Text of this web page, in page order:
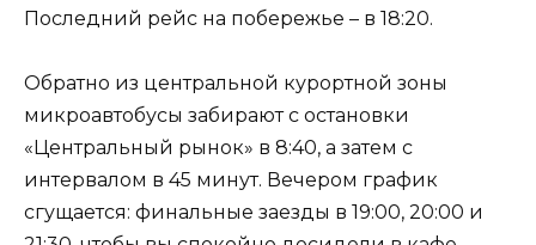
Последний рейс на побережье – в 18:20.
Обратно из центральной курортной зоны
микроавтобусы забирают с остановки
«Центральный рынок» в 8:40, а затем с
интервалом в 45 минут. Вечером график
сгущается: финальные заезды в 19:00, 20:00 и